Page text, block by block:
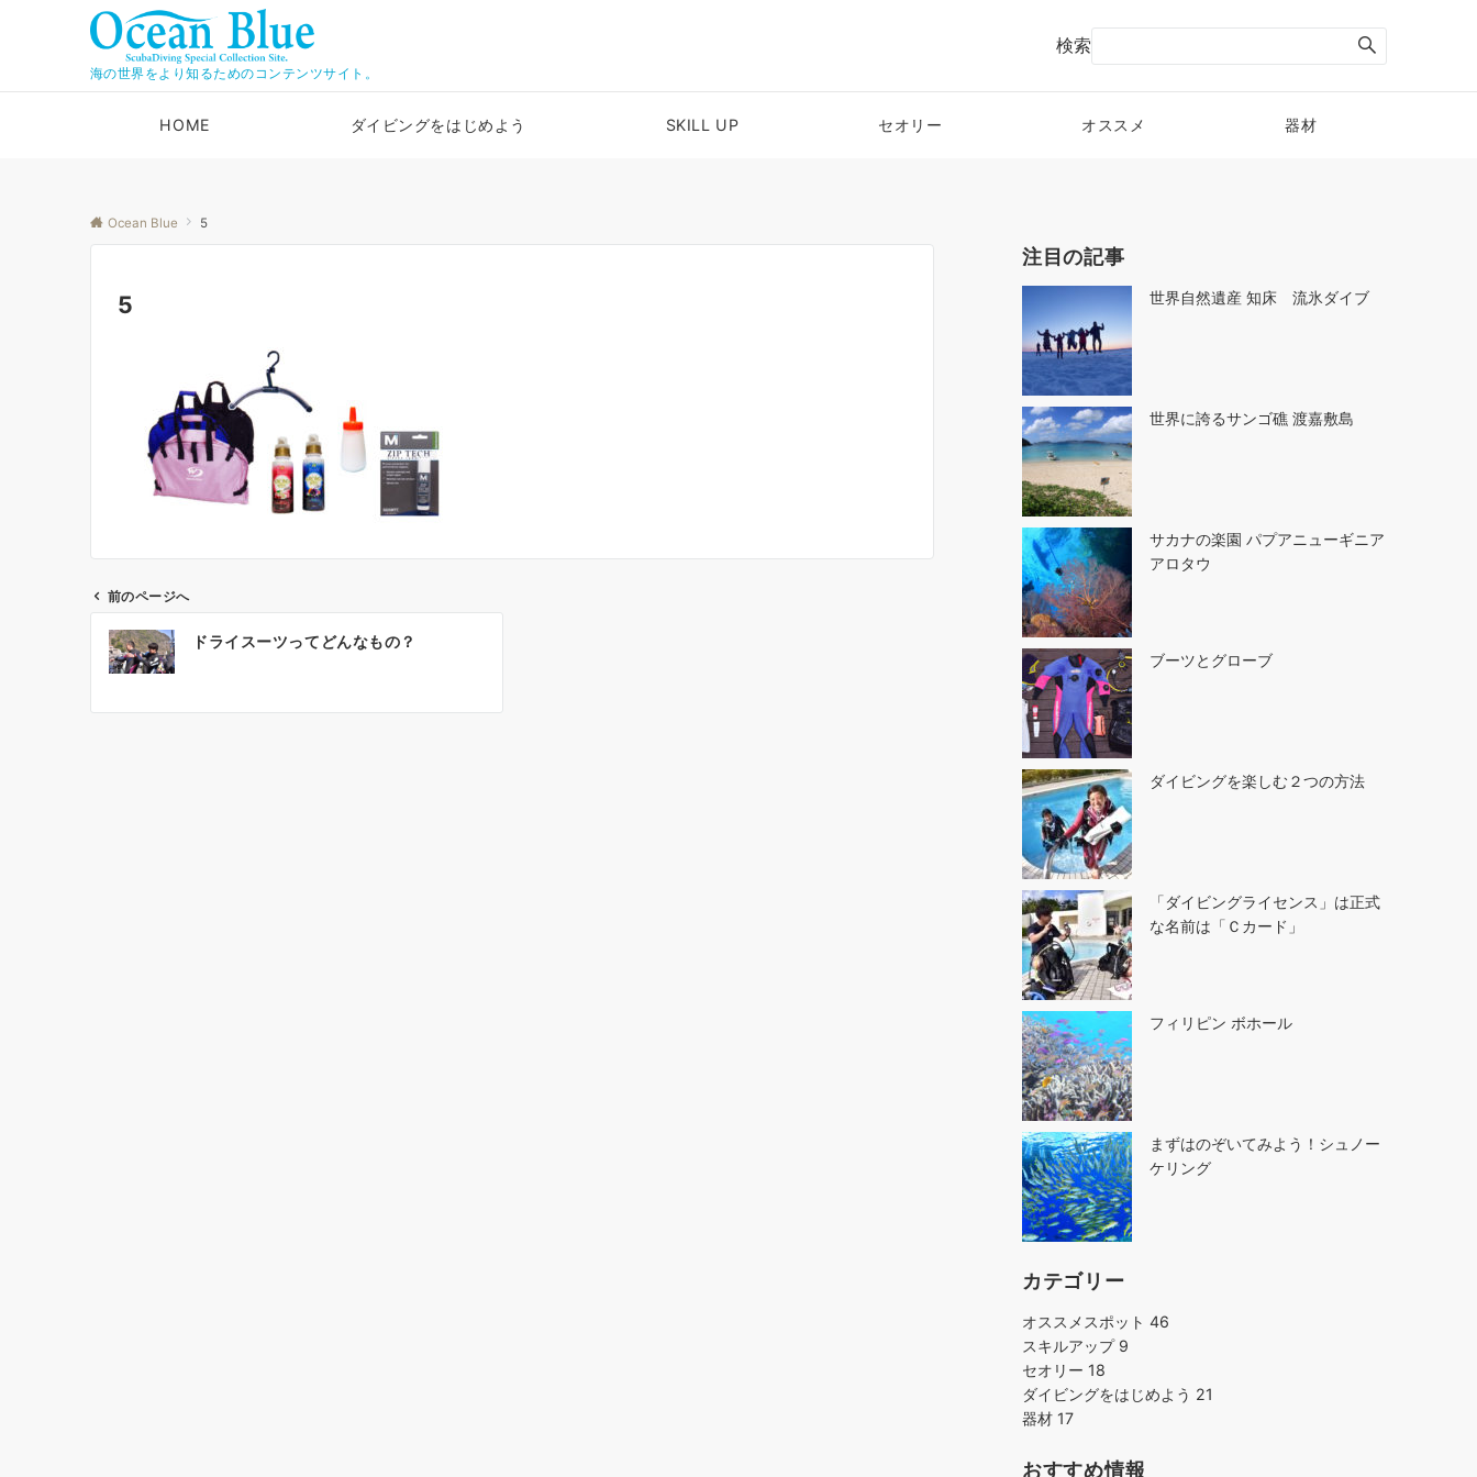
海の世界をより知るためのコンテンツサイト。
検索
HOME ダイビングをはじめよう SKILL UP セオリー オススメ 器材
Ocean Blue 5
5
ビ
前のページへ
ドライスーツってどんなもの？
注目の記事
世界自然遺産 知床 流氷ダイブ
世界に誇るサンゴ礁 渡嘉敷島
サカナの楽園 パプアニューギニア
アロタウ
ブーツとグローブ
ダイビングを楽しむ２つの方法
「ダイビングライセンス」は正式
な名前は「Ｃカード」
フィリピン ボホール
まずはのぞいてみよう！シュノー
ケリング
カテゴリー
オススメスポット 46
スキルアップ 9
セオリー 18
ダイビングをはじめよう 21
器材 17
おすすめ情報